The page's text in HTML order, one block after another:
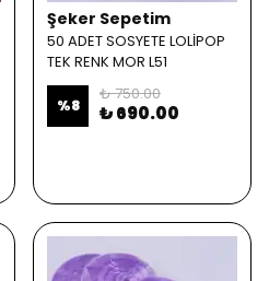
Şeker Sepetim
50 ADET SOSYETE LOLİPOP
TEK RENK MOR L51
%8
₺ 750.00
₺ 690.00